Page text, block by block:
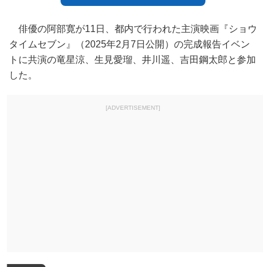
俳優の阿部寛が11日、都内で行われた主演映画『ショウ
タイムセブン』（2025年2月7日公開）の完成報告イベン
トに共演の竜星涼、生見愛瑠、井川遥、吉田鋼太郎と参加
した。
[ADVERTISEMENT]